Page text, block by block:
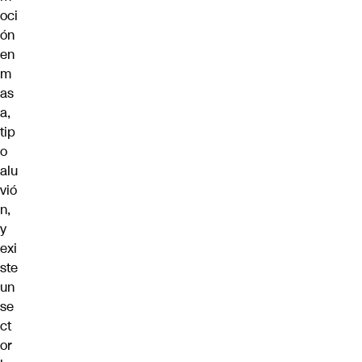
oci
ón
en
m
as
a,
tip
o
alu
vió
n,
y
exi
ste
un
se
ct
or